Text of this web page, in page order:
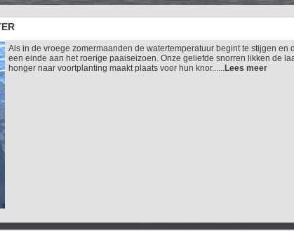
Als in de vroege zomermaanden de watertemperatuur begint te stijgen
een einde aan het roerige paaiseizoen. Onze geliefde snorren likken de
honger naar voortplanting maakt plaats voor hun knor......Lees meer